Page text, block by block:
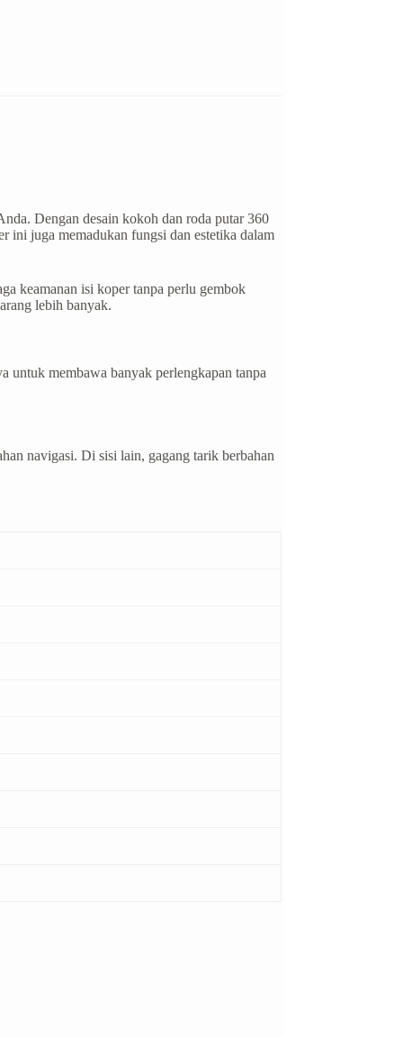
Dengan desain kokoh dan roda putar 360
ini juga memadukan fungsi dan estetika dalam
keamanan isi koper tanpa perlu gembok
lebih banyak.
untuk membawa banyak perlengkapan tanpa
navigasi. Di sisi lain, gagang tarik berbahan